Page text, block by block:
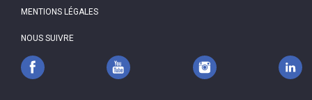
MENTIONS LÉGALES
NOUS SUIVRE